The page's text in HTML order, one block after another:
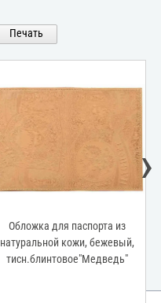
Печать
Обложка для паспорта из
натуральной кожи, бежевый,
тисн.блинтовое"Медведь"
›